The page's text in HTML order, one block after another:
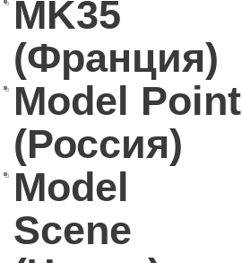
MK35
(Франция)
Model Point
(Россия)
Model
Scene